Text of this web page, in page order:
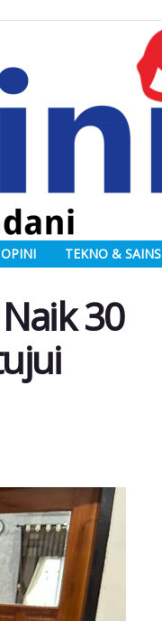
OPINI TEKNO & SAINS
30